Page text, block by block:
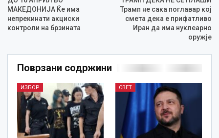
МАКЕДОНИЈА Ќе има
непрекинати акциски
контроли на брзината
Трамп не сака поглавар кој
смета дека е прифатливо
Иран да има нуклеарно
оружје
Поврзани содржини
ИЗБОР СВЕТ